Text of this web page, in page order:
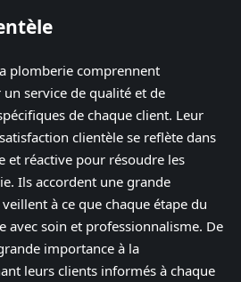
plomberie comprennent
service de qualité et de
de chaque client. Leur
clientèle se reflète dans
et réactive pour résoudre les
Ils accordent une grande
à ce que chaque étape du
avec soin et professionnalisme. De
importance à la
leurs clients informés à chaque